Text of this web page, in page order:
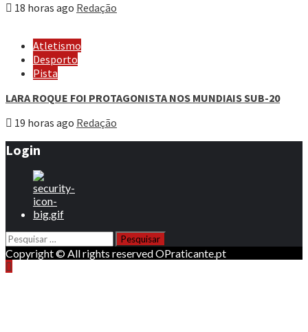
18 horas ago Redação
Atletismo
Desporto
Pista
LARA ROQUE FOI PROTAGONISTA NOS MUNDIAIS SUB-20
19 horas ago Redação
Login
Pesquisar
por:
Copyright © All rights reserved OPraticante.pt